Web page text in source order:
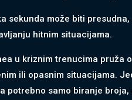
sekunda može biti
hitnim situacijama.
u kriznim trenucima pruža
ili opasnim situacijama.
potrebno samo biranje